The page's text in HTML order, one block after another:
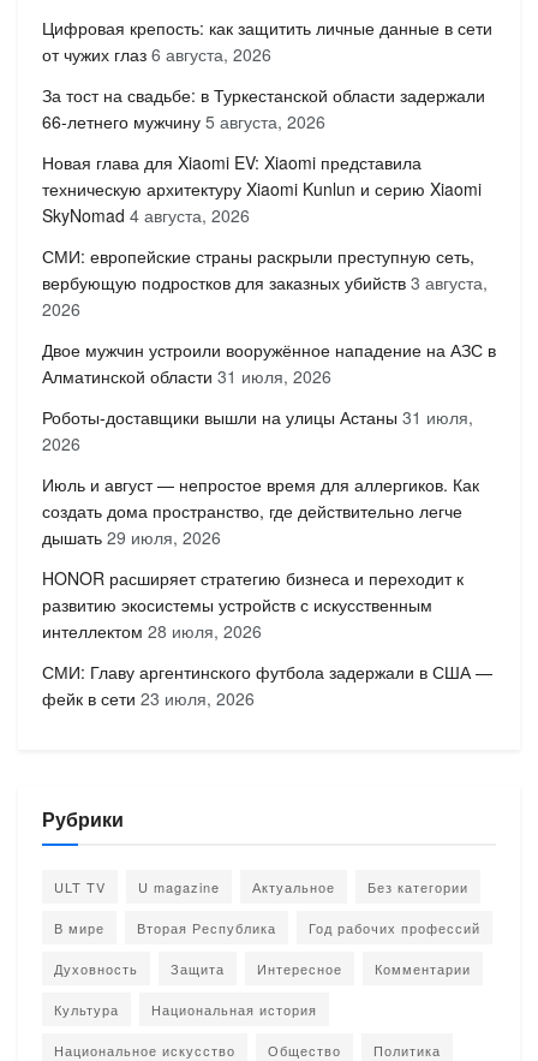
Цифровая крепость: как защитить личные данные в сети
от чужих глаз 6 августа, 2026
За тост на свадьбе: в Туркестанской области задержали
66-летнего мужчину 5 августа, 2026
Новая глава для Xiaomi EV: Xiaomi представила
техническую архитектуру Xiaomi Kunlun и серию Xiaomi
SkyNomad 4 августа, 2026
СМИ: европейские страны раскрыли преступную сеть,
вербующую подростков для заказных убийств 3 августа,
2026
Двое мужчин устроили вооружённое нападение на АЗС в
Алматинской области 31 июля, 2026
Роботы-доставщики вышли на улицы Астаны 31 июля,
2026
Июль и август — непростое время для аллергиков. Как
создать дома пространство, где действительно легче
дышать 29 июля, 2026
HONOR расширяет стратегию бизнеса и переходит к
развитию экосистемы устройств с искусственным
интеллектом 28 июля, 2026
СМИ: Главу аргентинского футбола задержали в США —
фейк в сети 23 июля, 2026
Рубрики
ULT TV U magazine Актуальное Без категории
В мире Вторая Республика Год рабочих профессий
Духовность Защита Интересное Комментарии
Культура Национальная история
Национальное искусство Общество Политика